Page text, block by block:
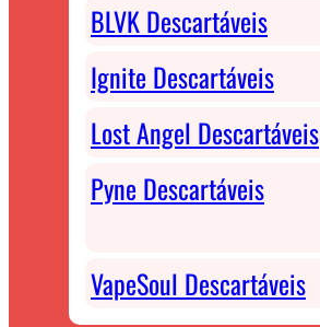
BLVK Descartáveis
Ignite Descartáveis
Lost Angel Descartáveis
Pyne Descartáveis
VapeSoul Descartáveis